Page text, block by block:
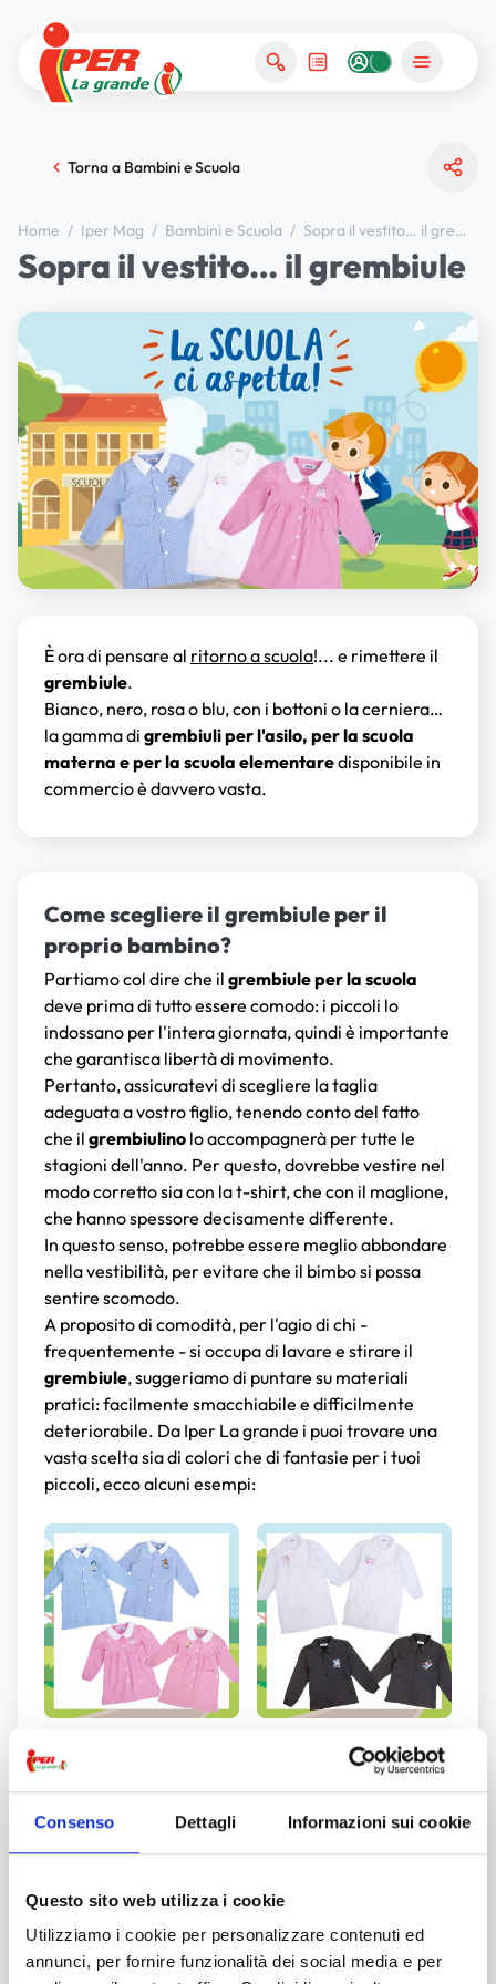
Consenso Dettagli Informazioni sui cookie
Questo sito web utilizza i cookie
Utilizziamo i cookie per personalizzare contenuti ed
annunci, per fornire funzionalità dei social media e per
Torna a Bambini e Scuola
Home / Iper Mag / Bambini e Scuola / Sopra il vestito… il grembiule
Sopra il vestito… il grembiule
È ora di pensare al ritorno a scuola!... e rimettere il
grembiule.
Bianco, nero, rosa o blu, con i bottoni o la cerniera…
la gamma di grembiuli per l'asilo, per la scuola
materna e per la scuola elementaredisponibile in
commercio è davvero vasta.
Come scegliere il grembiule per il
proprio bambino?
Partiamo col dire che il grembiule per la scuola
deve prima di tutto essere comodo: i piccoli lo
indossano per l'intera giornata, quindi è importante
che garantisca libertà di movimento.
Pertanto, assicuratevi di scegliere la taglia
adeguata a vostro figlio, tenendo conto del fatto
che il grembiulino lo accompagnerà per tutte le
stagioni dell'anno. Per questo, dovrebbe vestire nel
modo corretto sia con la t-shirt, che con il maglione,
che hanno spessore decisamente differente.
In questo senso, potrebbe essere meglio abbondare
nella vestibilità, per evitare che il bimbo si possa
sentire scomodo.
A proposito di comodità, per l'agio di chi -
frequentemente - si occupa di lavare e stirare il
grembiule, suggeriamo di puntare su materiali
pratici: facilmente smacchiabile e difficilmente
deteriorabile. Da Iper La grande i puoi trovare una
vasta scelta sia di colori che di fantasie per i tuoi
piccoli, ecco alcuni esempi:
bimbo/a tinta unita o
quadretti con ricamo
grembiuli bimbo/a tinta
unita con ricamo
Quanto all'estetica, la selezione della tinta del
grembiulino non dipende dai gusti del piccolo, né
richiede uno specifico colore per il
bambino . È importante informarsi con l'istituto,
prima di procedere all'acquisto.